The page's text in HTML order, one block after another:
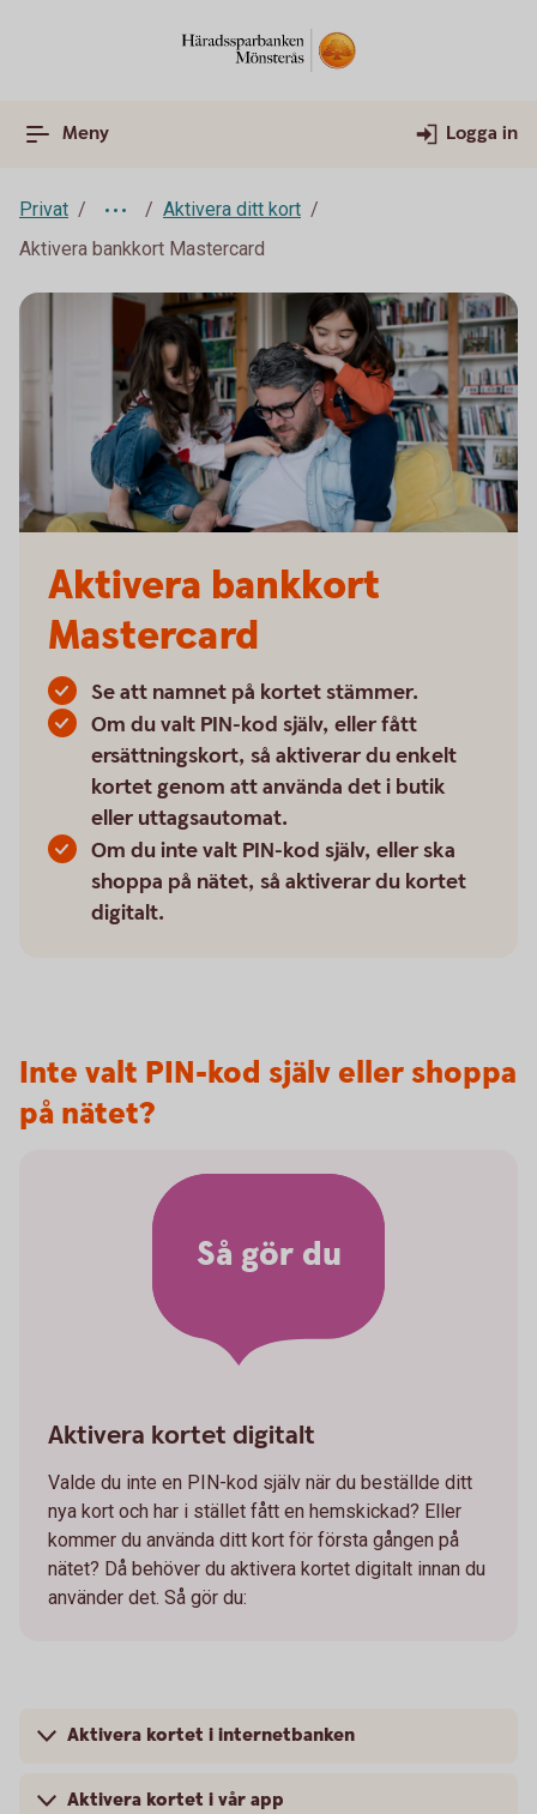
Meny Logga in
Privat
Aktivera ditt kort
Aktivera bankkort Mastercard
Aktivera bankkort
Mastercard
Se att namnet på kortet stämmer.
Om du valt PIN-kod själv, eller fått
ersättningskort, så aktiverar du enkelt
kortet genom att använda det i butik
eller uttagsautomat.
Om du inte valt PIN-kod själv, eller ska
shoppa på nätet, så aktiverar du kortet
digitalt.
Inte valt PIN-kod själv eller shoppa
på nätet?
Så gör du
Aktivera kortet digitalt
Valde du inte en PIN-kod själv när du beställde ditt
nya kort och har i stället fått en hemskickad? Eller
kommer du använda ditt kort för första gången på
nätet? Då behöver du aktivera kortet digitalt innan du
använder det. Så gör du:
Aktivera kortet i internetbanken
Aktivera kortet i vår app